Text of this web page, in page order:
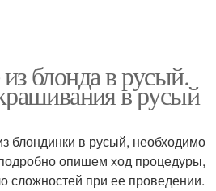
блонда в русый.
в русый
блондинки в русый, необходимо
опишем ход процедуры,
сложностей при ее проведении.